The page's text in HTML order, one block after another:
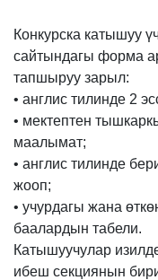
Конкурска катышуу
сайтындагы форма
тапшыруу зарыл:
• англис тилинде 2
• мектептен
маалымат;
• англис тилинде
жооп;
• учурдагы жана
баалардын табели.
Катышуучулар
ибеш секциянын